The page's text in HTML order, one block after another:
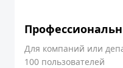
Для компаний или
100 пользователей